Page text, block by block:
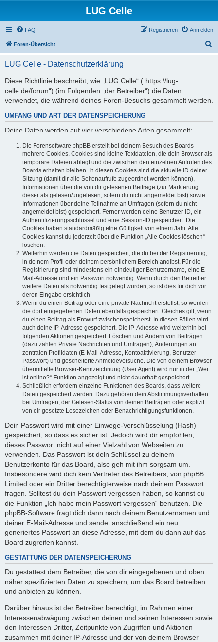
LUG Celle
FAQ Anmelden
Registrieren
Foren-Übersicht
LUG Celle - Datenschutzerklärung
Diese Richtlinie beschreibt, wie „LUG Celle“ („https://lug-
celle.de/forum“) (im Folgenden „der Betreiber“) die Daten
verwendet, die während deines Foren-Besuchs gesammelt werden.
UMFANG UND ART DER DATENSPEICHERUNG
Deine Daten werden auf vier verschiedene Arten gesammelt:
Die Forensoftware phpBB erstellt bei deinem Besuch des Boards
mehrere Cookies. Cookies sind kleine Textdateien, die dein Browser als
temporäre Dateien ablegt und die zwischen den einzelnen Aufrufen des
Boards erhalten bleiben. In diesen Cookies sind die aktuelle ID deiner
Sitzung (damit dir alle Seitenaufrufe zugeordnet werden können),
Informationen über die von dir gelesenen Beiträge (zur Markierung
dieser als gelesen/ungelesen; sofern du nicht angemeldet bist) sowie
Informationen über deine Teilnahme an Umfragen (sofern du nicht
angemeldet bist) gespeichert. Ferner werden deine Benutzer-ID, ein
Authentifizierungsschlüssel und eine Session-ID gespeichert. Die
Cookies haben standardmäßig eine Gültigkeit von einem Jahr. Alle
Cookies kannst du jederzeit über die Funktion „Alle Cookies löschen“
löschen.
Weiterhin werden die Daten gespeichert, die du bei der Registrierung,
in deinem Profil oder deinem persönlichem Bereich angibst. Für die
Registrierung sind mindestens ein eindeutiger Benutzername, eine E-
Mail-Adresse und ein Passwort notwendig. Wenn durch den Betreiber
weitere Daten als notwendig festgelegt wurden, so ist dies für dich vor
deren Eingabe ersichtlich.
Wenn du einen Beitrag oder eine private Nachricht erstellst, so werden
die dort eingegebenen Daten ebenfalls gespeichert. Gleiches gilt, wenn
du einen Beitrag als Entwurf zwischenspeicherst. In diesen Fällen wird
auch deine IP-Adresse gespeichert. Die IP-Adresse wird weiterhin bei
folgenden Aktionen gespeichert: Löschen und Ändern von Beiträgen
(dazu zählen Private Nachrichten und Umfragen), Änderungen an
zentralen Profildaten (E-Mail-Adresse, Kontoaktivierung, Benutzer-
Passwort) und gescheiterte Anmeldeversuche. Die von deinem Browser
übermittelte Browser-Kennzeichnung (User Agent) wird nur in der „Wer
ist online?“-Funktion angezeigt und nicht dauerhaft gespeichert.
Schließlich erfordern einzelne Funktionen des Boards, dass weitere
Daten gespeichert werden. Dazu gehören dein Abstimmungsverhalten
bei Umfragen, der Gelesen-Status von deinen Beiträgen oder explizit
von dir gesetzte Lesezeichen oder Benachrichtigungsfunktionen.
Dein Passwort wird mit einer Einwege-Verschlüsselung (Hash)
gespeichert, so dass es sicher ist. Jedoch wird dir empfohlen,
dieses Passwort nicht auf einer Vielzahl von Webseiten zu
verwenden. Das Passwort ist dein Schlüssel zu deinem
Benutzerkonto für das Board, also geh mit ihm sorgsam um.
Insbesondere wird dich kein Vertreter des Betreibers, von phpBB
Limited oder ein Dritter berechtigterweise nach deinem Passwort
fragen. Solltest du dein Passwort vergessen haben, so kannst du
die Funktion „Ich habe mein Passwort vergessen“ benutzen. Die
phpBB-Software fragt dich dann nach deinem Benutzernamen und
deiner E-Mail-Adresse und sendet anschließend ein neu
generiertes Passwort an diese Adresse, mit dem du dann auf das
Board zugreifen kannst.
GESTATTUNG DER DATENSPEICHERUNG
Du gestattest dem Betreiber, die von dir eingegebenen und oben
näher spezifizierten Daten zu speichern, um das Board betreiben
und anbieten zu können.
Darüber hinaus ist der Betreiber berechtigt, im Rahmen einer
Interessenabwägung zwischen deinen und seinen Interessen sowie
den Interessen Dritter, Zeitpunkte von Zugriffen und Aktionen
zusammen mit deiner IP-Adresse und der von deinem Browser